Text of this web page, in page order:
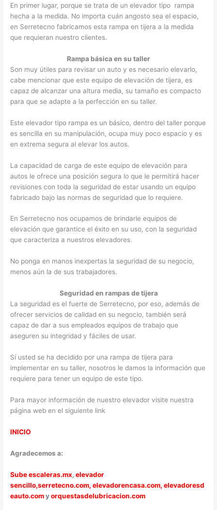
En primer lugar, porque se trata de un elevador tipo rampa
hecha a la medida. No importa cuán angosto sea el espacio,
en Serretecno fabricamos esta rampa en tijera a la medida
que requieran nuestro clientes.
Rampa básica en su taller
Son muy útiles para revisar un auto y es necesario elevarlo,
cabe mencionar que este equipo de elevación de tijera, es
capaz de alcanzar una altura media, su tamaño es compacto
para que se adapte a la perfección en su taller.
Este elevador tipo rampa es un básico, dentro del taller porque
es sencilla en su manipulación, ocupa muy poco espacio y es
en extrema segura al elevar los autos.
La capacidad de carga de este equipo de elevación para
autos le ofrece una posición segura lo que le permitirá hacer
revisiones con toda la seguridad de estar usando un equipo
fabricado bajo las normas de seguridad que lo requiere.
En Serretecno nos ocupamos de brindarle equipos de
elevación que garantice el éxito en su uso, con la seguridad
que caracteriza a nuestros elevadores.
No ponga en manos inexpertas la seguridad de su negocio,
menos aún la de sus trabajadores.
Seguridad en rampas de tijera
La seguridad es el fuerte de Serretecno, por eso, además de
ofrecer servicios de calidad en su negocio, también será
capaz de dar a sus empleados equipos de trabajo que
aseguren su integridad y fáciles de usar.
Sí usted se ha decidido por una rampa de tijera para
implementar en su taller, nosotros le damos la información que
requiere para tener un equipo de este tipo.
Para mayor información de nuestro elevador visite nuestra
página web en el siguiente link
INICIO
Agradecemos a:
Sube escaleras.mx,elevador
sencillo,serretecno.com, elevadorencasa.com, elevadoresd
eauto.comyorquestasdelubricacion.com